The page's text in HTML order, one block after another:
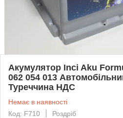
Акумулятор Inci Aku
062 054 013
Туреччина НДС
Немає в наявності
Код: F710
Роздріб